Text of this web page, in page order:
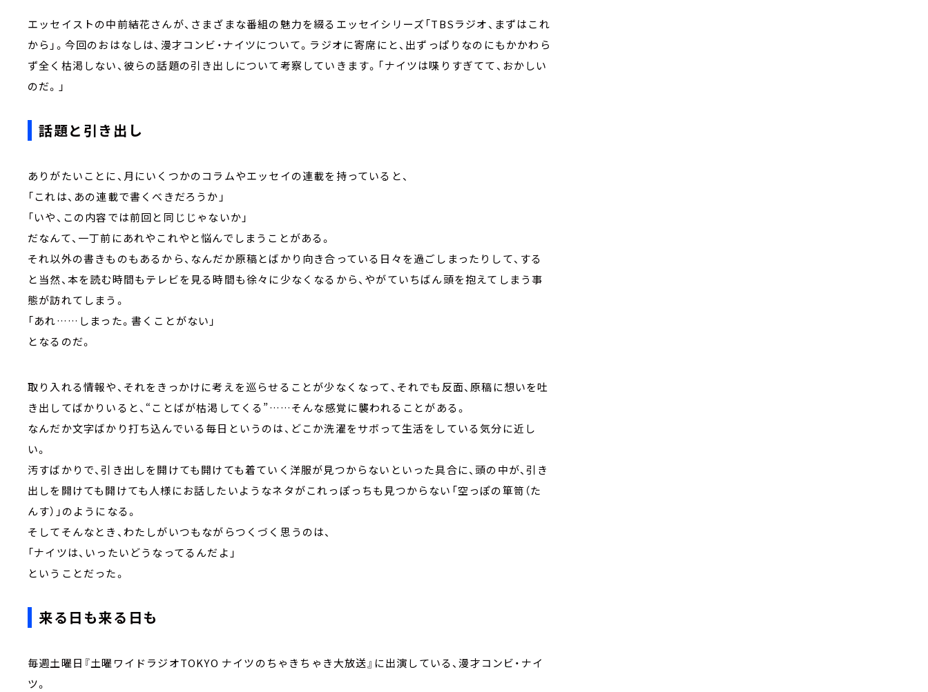
エッセイストの中前結花さんが、さまざまな番組の魅力を綴るエッセイシリーズ「TBSラジオ、まずはこれ
から」。今回のおはなしは、漫才コンビ・ナイツについて。ラジオに寄席にと、出ずっぱりなのにもかかわら
ず全く枯渇しない、彼らの話題の引き出しについて考察していきます。「ナイツは喋りすぎてて、おかしい
のだ。」
話題と引き出し
ありがたいことに、月にいくつかのコラムやエッセイの連載を持っていると、
「これは、あの連載で書くべきだろうか」
「いや、この内容では前回と同じじゃないか」
だなんて、一丁前にあれやこれやと悩んでしまうことがある。
それ以外の書きものもあるから、なんだか原稿とばかり向き合っている日々を過ごしまったりして、する
と当然、本を読む時間もテレビを見る時間も徐々に少なくなるから、やがていちばん頭を抱えてしまう事
態が訪れてしまう。
「あれ……しまった。書くことがない」
となるのだ。
取り入れる情報や、それをきっかけに考えを巡らせることが少なくなって、それでも反面、原稿に想いを吐
き出してばかりいると、“ことばが枯渇してくる”……そんな感覚に襲われることがある。
なんだか文字ばかり打ち込んでいる毎日というのは、どこか洗濯をサボって生活をしている気分に近し
い。
汚すばかりで、引き出しを開けても開けても着ていく洋服が見つからないといった具合に、頭の中が、引き
出しを開けても開けても人様にお話したいようなネタがこれっぽっちも見つからない「空っぽの箪笥（た
んす）」のようになる。
そしてそんなとき、わたしがいつもながらつくづく思うのは、
「ナイツは、いったいどうなってるんだよ」
ということだった。
来る日も来る日も
毎週土曜日『土曜ワイドラジオTOKYO ナイツのちゃきちゃき大放送』に出演している、漫才コンビ・ナイ
ツ。